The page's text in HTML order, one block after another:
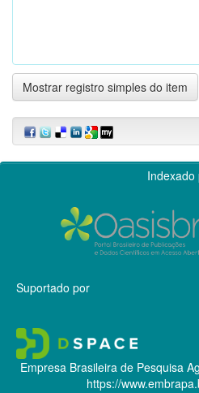
Mostrar registro simples do item
Indexado
Suportado por
Empresa Brasileira de Pesquisa
https://